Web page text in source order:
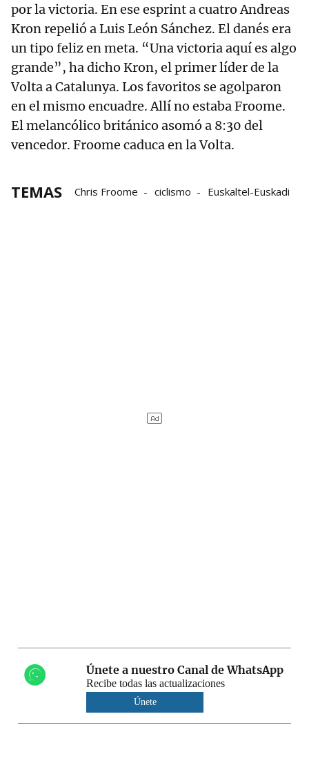
por la victoria. En ese esprint a cuatro Andreas
Kron repelió a Luis León Sánchez. El danés era
un tipo feliz en meta. “Una victoria aquí es algo
grande”, ha dicho Kron, el primer líder de la
Volta a Catalunya. Los favoritos se agolparon
en el mismo encuadre. Allí no estaba Froome.
El melancólico británico asomó a 8:30 del
vencedor. Froome caduca en la Volta.
TEMAS Chris Froome ciclismo Euskaltel-Euskadi
Únete a nuestro Canal de WhatsApp
Recibe todas las actualizaciones
Únete